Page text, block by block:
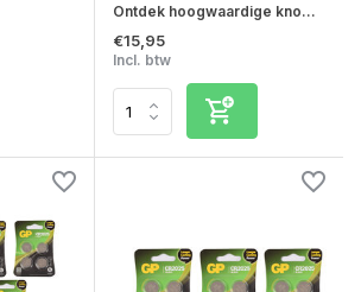
Ontdek hoogwaardige kno...
€15,95
Incl. btw